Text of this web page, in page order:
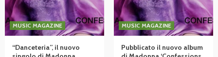
MUSIC MAGAZINE
“Danceteria”, il nuovo
MUSIC MAGAZINE
Pubblicato il nuovo album